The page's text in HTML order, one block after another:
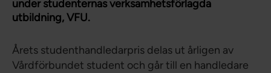
under studenternas verksamhetsförlagda
utbildning, VFU.
Årets studenthandledarpris delas ut årligen av
Vårdförbundet student och går till en handledare